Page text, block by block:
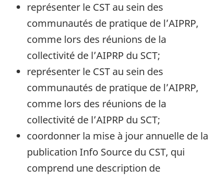
représenter le CST au sein des
communautés de pratique de l’AIPRP,
comme lors des réunions de la
collectivité de l’AIPRP du SCT;
représenter le CST au sein des
communautés de pratique de l’AIPRP,
comme lors des réunions de la
collectivité de l’AIPRP du SCT;
coordonner la mise à jour annuelle de la
publication Info Source du CST, qui
comprend une description de